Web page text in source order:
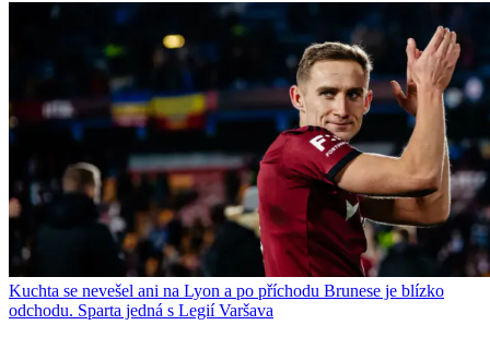
Kuchta se nevešel ani na Lyon a po příchodu Brunese je blízko
odchodu. Sparta jedná s Legií Varšava